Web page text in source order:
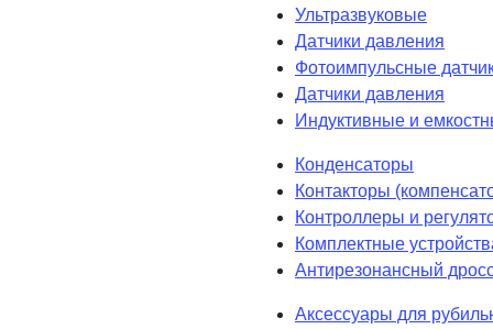
Ультразвуковые
Датчики давления
Фотоимпульсные
Датчики давления
Индуктивные и
Конденсаторы
Контакторы
Контроллеры и
Комплектные
Антирезонансный
Аксессуары для